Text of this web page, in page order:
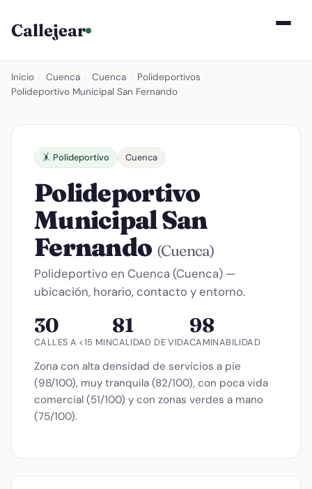
Callejear
Inicio Cuenca Cuenca Polideportivos
Polideportivo Municipal San Fernando
🤸 Polideportivo Cuenca
Polideportivo
Municipal San
Fernando (Cuenca)
Polideportivo en Cuenca (Cuenca) —
ubicación, horario, contacto y entorno.
30
CALLES A <15 MIN
81
CALIDAD DE VIDA
98
CAMINABILIDAD
Zona con alta densidad de servicios a pie
(98/100), muy tranquila (82/100), con poca vida
comercial (51/100) y con zonas verdes a mano
(75/100).